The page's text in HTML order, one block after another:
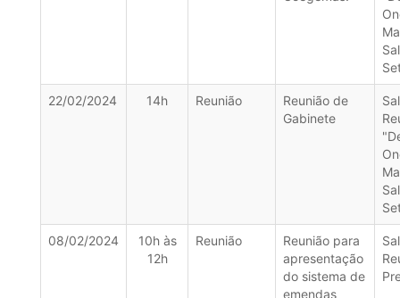
22/02/2024 14h Reunião
Reunião de
Gabinete
08/02/2024
10h às
12h
Reunião
Reunião para
apresentação
do sistema de
emendas